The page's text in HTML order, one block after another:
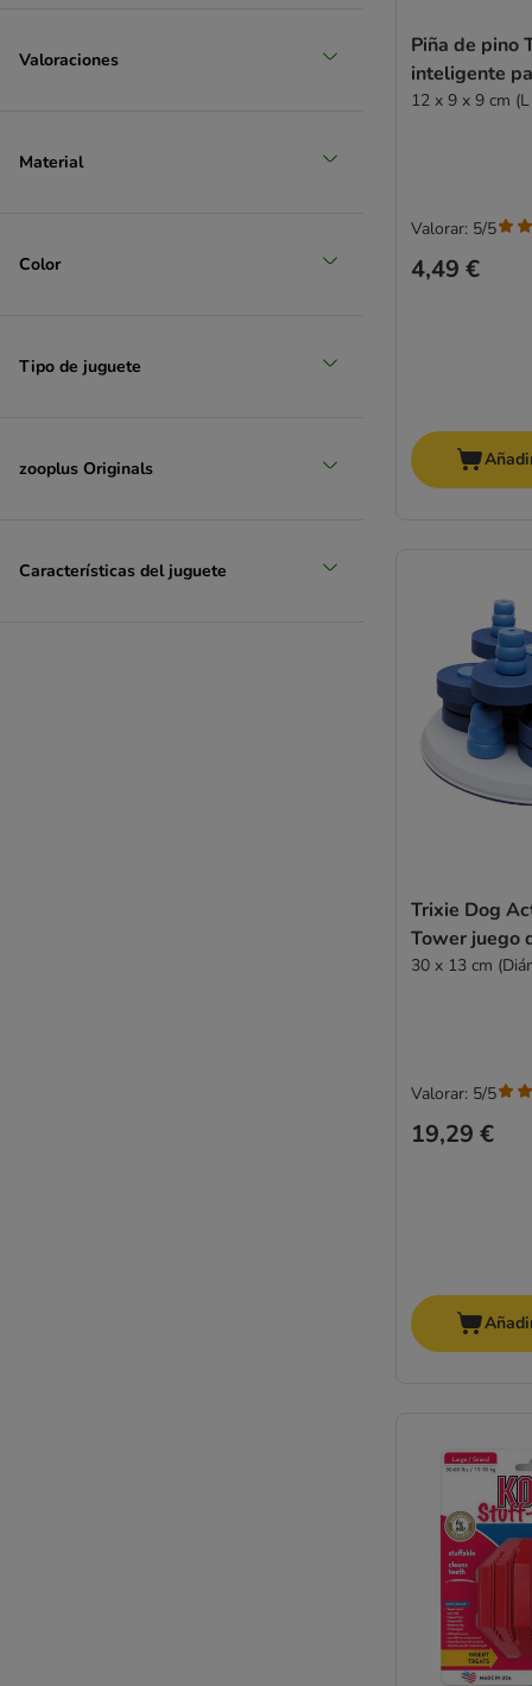
muy grande > 45 kg
Valoraciones
Material
Color
Tipo de juguete
zooplus Originals
Características del juguete
Piña de pino
inteligente
12 x 9 x 9 cm
4,49 €
Valorar: 5/5
Trixie Dog
Tower juego
30 x 13 cm
19,29 €
Valorar: 5/5